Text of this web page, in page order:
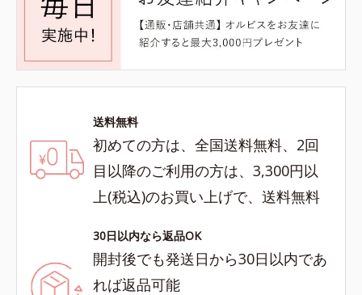
送料無料
初めての方は、全国送料無料、2回
目以降のご利用の方は、3,300円以
上(税込)のお買い上げで、送料無料
30日以内なら返品OK
開封後でも発送日から30日以内であ
れば返品可能